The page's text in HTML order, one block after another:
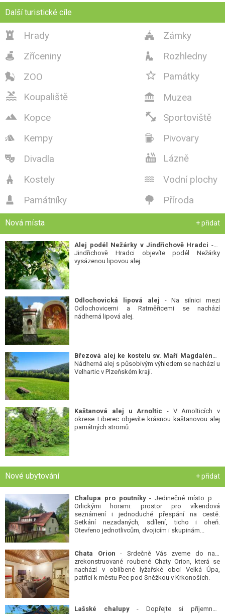
Další turistické cíle
 Hrady  Zámky
 Zříceniny  Rozhledny
 ZOO  Památky
 Koupaliště  Muzea
 Kopce  Sportoviště
 Kempy  Pivovary
 Divadla  Lázně
 Kostely  Vodní plochy
 Památníky  Příroda
Nová místa + přidat
Alej podél Nežárky v Jindřichově Hradci - V
Jindřichově Hradci objevíte podél Nežárky
vysázenou lipovou alej.
Odlochovická lipová alej - Na silnici mezi
Odlochovicemi a Ratměřicemi se nachází
nádherná lipová alej.
Březová alej ke kostelu sv. Maří Magdalény-
Nádherná alej s působivým výhledem se nachází u
Velhartic v Plzeňském kraji.
Kaštanová alej u Arnoltic - V Arnolticích v
okrese Liberec objevíte krásnou kaštanovou alej
památných stromů.
Nové ubytování + přidat
Chalupa pro poutníky- Jedinečné místo pod
Orlickými horami: prostor pro víkendová
seznámení i jednoduché přespání na cestě.
Setkání nezadaných, sdílení, ticho i oheň.
Otevřeno jednotlivcům, dvojicím i skupinám...
Chata Orion - Srdečně Vás zveme do naší
zrekonstruované roubené Chaty Orion, která se
nachází v oblíbené lyžařské obci Velká Úpa,
patřící k městu Pec pod Sněžkou v Krkonoších.
Lašské chalupy- Dopřejte si příjemnou